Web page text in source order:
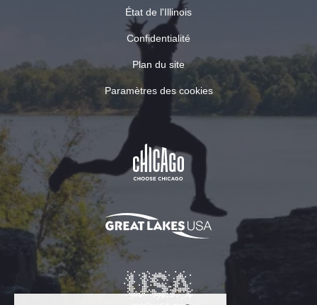
État de l'Illinois
Confidentialité
Plan du site
Paramètres des cookies